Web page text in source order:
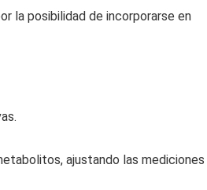
la posibilidad de incorporarse en
ajustando las mediciones